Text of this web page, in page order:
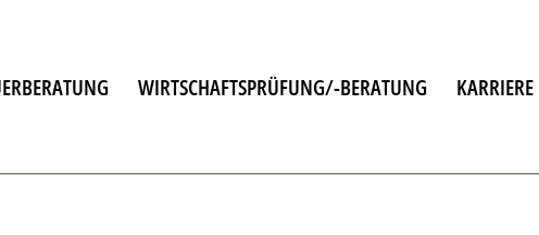
WIRTSCHAFTSPRÜFUNG/-BERATUNG KARRIERE